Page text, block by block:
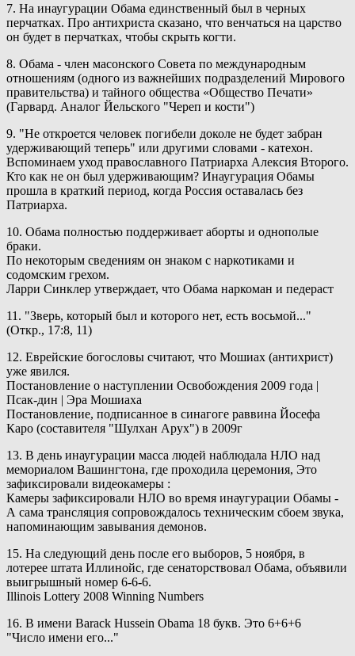
7. На инаугурации Обама единственный был в черных
перчатках. Про антихриста сказано, что венчаться на царство
он будет в перчатках, чтобы скрыть когти.
8. Обама - член масонского Совета по международным
отношениям (одного из важнейших подразделений Мирового
правительства) и тайного общества «Общество Печати»
(Гарвард. Аналог Йельского "Череп и кости")
9. "Не откроется человек погибели доколе не будет забран
удерживающий теперь" или другими словами - катехон.
Вспоминаем уход православного Патриарха Алексия Второго.
Кто как не он был удерживающим? Инаугурация Обамы
прошла в краткий период, когда Россия оставалась без
Патриарха.
10. Обама полностью поддерживает аборты и однополые
браки.
По некоторым сведениям он знаком с наркотиками и
содомским грехом.
Ларри Синклер утверждает, что Обама наркоман и педераст
11. "Зверь, который был и которого нет, есть восьмой..."
(Откр., 17:8, 11)
12. Еврейские богословы считают, что Мошиах (антихрист)
уже явился.
Постановление о наступлении Освобождения 2009 года |
Псак-дин | Эра Мошиаха
Постановление, подписанное в синагоге раввина Йосефа
Каро (составителя "Шулхан Арух") в 2009г
13. В день инаугурации масса людей наблюдала НЛО над
мемориалом Вашингтона, где проходила церемония, Это
зафиксировали видеокамеры :
Камеры зафиксировали НЛО во время инаугурации Обамы -
А сама трансляция сопровождалось техническим сбоем звука,
напоминающим завывания демонов.
15. На следующий день после его выборов, 5 ноября, в
лотерее штата Иллинойс, где сенаторствовал Обама, объявили
выигрышный номер 6-6-6.
Illinois Lottery 2008 Winning Numbers
16. В имени Barack Hussein Obama 18 букв. Это 6+6+6
"Число имени его..."